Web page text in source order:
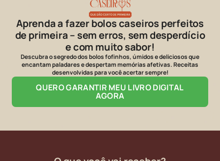
Aprenda a fazer bolos caseiros perfeitos
de primeira – sem erros, sem desperdício
e com muito sabor!
Descubra o segredo dos bolos fofinhos, úmidos e deliciosos que
encantam paladares e despertam memórias afetivas. Receitas
desenvolvidas para você acertarsempre!
QUERO GARANTIR MEU LIVRO DIGITAL
AGORA